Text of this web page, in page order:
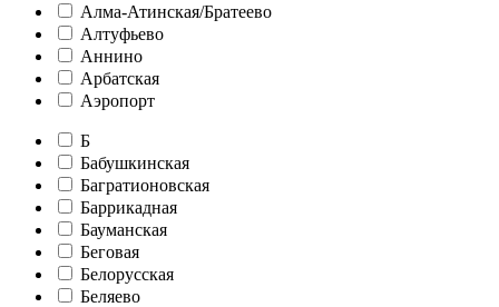
Алма-Атинская/Братеево
Алтуфьево
Аннино
Арбатская
Аэропорт
Б
Бабушкинская
Багратионовская
Баррикадная
Бауманская
Беговая
Белорусская
Беляево